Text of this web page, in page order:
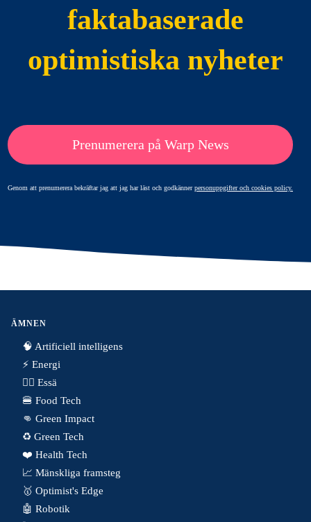
faktabaserade
optimistiska nyheter
Prenumerera på Warp News
Genom att prenumerera bekräftar jag att jag har läst och godkännerpersonuppgifter och cookies policy.
ÄMNEN
🧠 Artificiell intelligens
⚡️ Energi
✍🏼 Essä
🍔 Food Tech
👊 Green Impact
♻️ Green Tech
❤️ Health Tech
📈 Mänskliga framsteg
🥇 Optimist's Edge
🤖 Robotik